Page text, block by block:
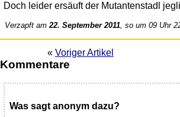
Doch leider ersäuft der Mutantenstadl
Verzapft am22. September 2011, so um 09 Uhr
« Voriger Artikel
Kommentare
Was sagt anonym dazu?